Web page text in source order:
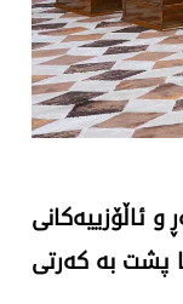
ئاڵۆزییەکانی
پشت بە کەرتی